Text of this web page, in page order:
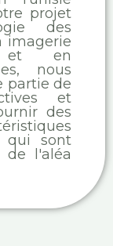
projet
des
imagerie
et en
nous
partie de
et
des
qui sont
de l'aléa